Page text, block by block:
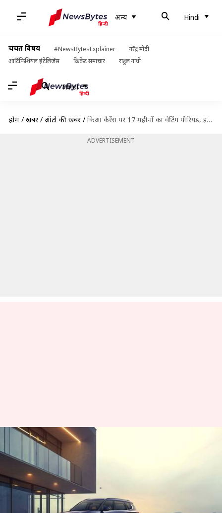
अन्य Hindi
चर्चित विषय #NewsBytesExplainer
नरेंद्र मोदी
आर्टिफिशियल इंटेलिजेंस
क्रिकेट समाचार राहुल गांधी
Hindi
होम / खबरें / ऑटो की खबरें / किआ कैरेंस पर 17 महीनों का वेटिंग पीरियड, इस साल लॉन्च हुई कारों में सबसे ज्यादा
ADVERTISEMENT
किआ कैरेंस पर 17 महीनों का वेटिंग
पीरियड, इस साल लॉन्च हुई कारों में
सबसे ज्यादा
लेखन देवजीत सिंह May 11, 2022